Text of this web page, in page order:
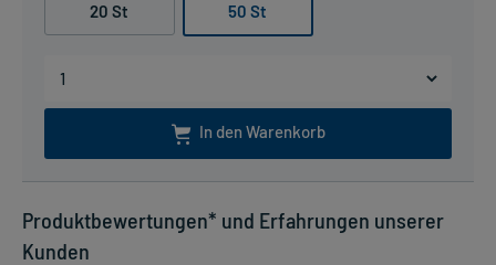
20 St 50 St
In den Warenkorb
Produktbewertungen* und Erfahrungen unserer
Kunden